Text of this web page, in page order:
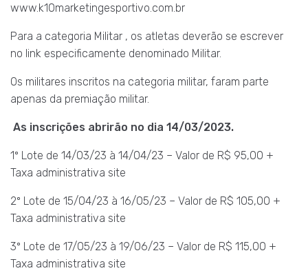
www.k10marketingesportivo.com.br
Para a categoria Militar , os atletas deverão se escrever
no link especificamente denominado Militar.
Os militares inscritos na categoria militar, faram parte
apenas da premiação militar.
As inscrições abrirão no dia 14/03/2023.
1º Lote de 14/03/23 à 14/04/23 – Valor de R$ 95,00 +
Taxa administrativa site
2º Lote de 15/04/23 à 16/05/23 – Valor de R$ 105,00 +
Taxa administrativa site
3º Lote de 17/05/23 à 19/06/23 – Valor de R$ 115,00 +
Taxa administrativa site